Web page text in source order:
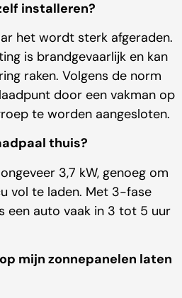
installeren?
het wordt sterk afgeraden.
is brandgevaarlijk en kan
raken. Volgens de norm
door een vakman op
te worden aangesloten.
thuis?
3,7 kW, genoeg om
vol te laden. Met 3-fase
een auto vaak in 3 tot 5 uur
mijn zonnepanelen laten